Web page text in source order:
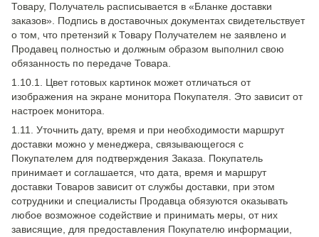
Товару, Получатель расписывается в «Бланке доставки
заказов». Подпись в доставочных документах свидетельствует
о том, что претензий к Товару Получателем не заявлено и
Продавец полностью и должным образом выполнил свою
обязанность по передаче Товара.
1.10.1. Цвет готовых картинок может отличаться от
изображения на экране монитора Покупателя. Это зависит от
настроек монитора.
1.11. Уточнить дату, время и при необходимости маршрут
доставки можно у менеджера, связывающегося с
Покупателем для подтверждения Заказа. Покупатель
принимает и соглашается, что дата, время и маршрут
доставки Товаров зависит от службы доставки, при этом
сотрудники и специалисты Продавца обязуются оказывать
любое возможное содействие и принимать меры, от них
зависящие, для предоставления Покупателю информации,